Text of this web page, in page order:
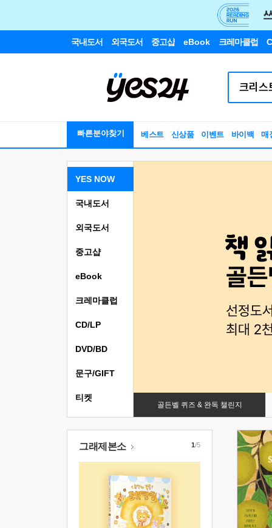
국내도서 외국도서 중고샵 eBook 크레마클럽
빠른분야찾기 베스트 신상품 이벤트 바이백 매
YES NOW
골든벨 퀴즈 & 완독 챌린지
국내도서
외국도서
중고샵
eBook
크레마클럽
CD/LP
DVD/BD
문구/GIFT
티켓
그래제본소 1/5